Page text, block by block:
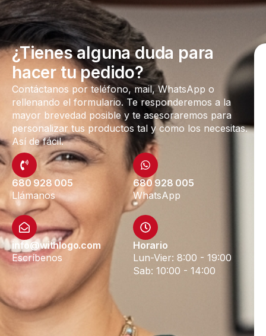
¿Tienes alguna duda para
hacer tu pedido?
Contáctanos por teléfono, mail, WhatsApp o
rellenando el formulario. Te responderemos a la
mayor brevedad posible y te asesoraremos para
personalizar tus productos tal y como los necesitas.
Así de fácil.
680 928 005
Llámanos
680 928 005
WhatsApp
info@withlogo.com
Escríbenos
Horario
Lun-Vier: 8:00 - 19:00
Sab: 10:00 - 14:00